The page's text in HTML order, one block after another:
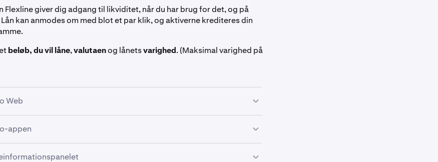
Flexline giver dig adgang til likviditet, når du har brug for det, og på
kan anmodes om med blot et par klik, og aktiverne krediteres din
beløb, du vil låne,valutaenog lånetsvarighed. (Maksimal varighed på
Web
i venstre side af Kraken Pro skal du klikke på
appen
Merei nederste højre hjørne af Kraken Pro-appen. Tryk derefter på